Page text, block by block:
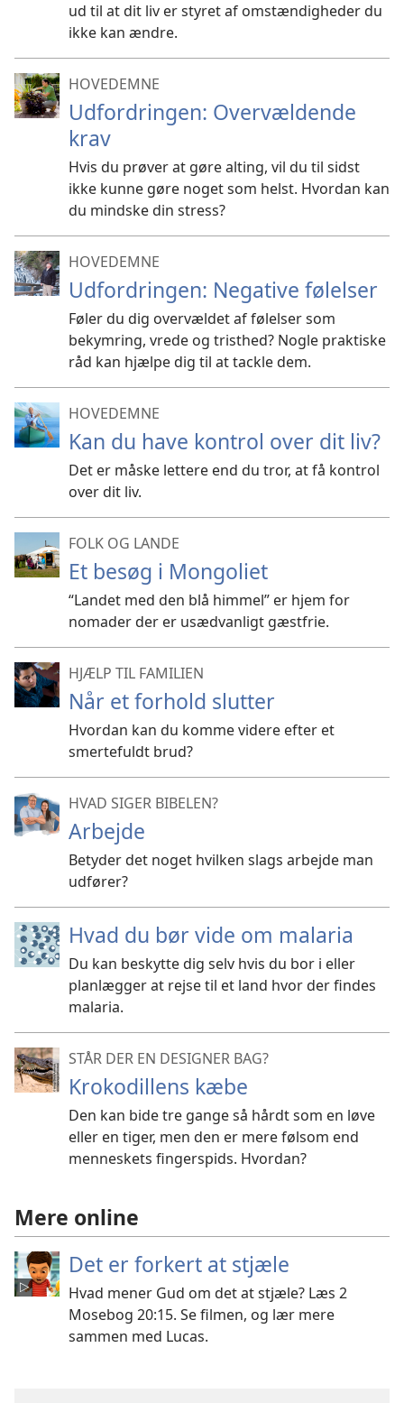
ud til at dit liv er styret af omstændigheder du
ikke kan ændre.
HOVEDEMNE
Udfordringen: Overvældende
krav
Hvis du prøver at gøre alting, vil du til sidst
ikke kunne gøre noget som helst. Hvordan kan
du mindske din stress?
HOVEDEMNE
Udfordringen: Negative følelser
Føler du dig overvældet af følelser som
bekymring, vrede og tristhed? Nogle praktiske
råd kan hjælpe dig til at tackle dem.
HOVEDEMNE
Kan du have kontrol over dit liv?
Det er måske lettere end du tror, at få kontrol
over dit liv.
FOLK OG LANDE
Et besøg i Mongoliet
“Landet med den blå himmel” er hjem for
nomader der er usædvanligt gæstfrie.
HJÆLP TIL FAMILIEN
Når et forhold slutter
Hvordan kan du komme videre efter et
smertefuldt brud?
HVAD SIGER BIBELEN?
Arbejde
Betyder det noget hvilken slags arbejde man
udfører?
Hvad du bør vide om malaria
Du kan beskytte dig selv hvis du bor i eller
planlægger at rejse til et land hvor der findes
malaria.
STÅR DER EN DESIGNER BAG?
Krokodillens kæbe
Den kan bide tre gange så hårdt som en løve
eller en tiger, men den er mere følsom end
menneskets fingerspids. Hvordan?
Mere online
Det er forkert at stjæle
Hvad mener Gud om det at stjæle? Læs 2
Mosebog 20:15. Se filmen, og lær mere
sammen med Lucas.